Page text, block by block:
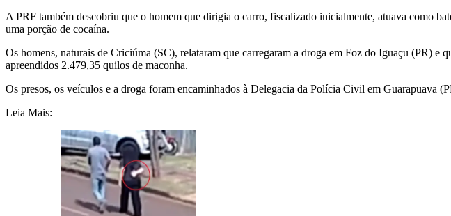
A PRF também descobriu que o homem que dirigia o carro, fiscalizado inicialmente, atuava como
uma porção de cocaína.
Os homens, naturais de Criciúma (SC), relataram que carregaram a droga em Foz do Iguaçu (PR)
apreendidos 2.479,35 quilos de maconha.
Os presos, os veículos e a droga foram encaminhados à Delegacia da Polícia Civil em Guarapuava
Leia Mais: